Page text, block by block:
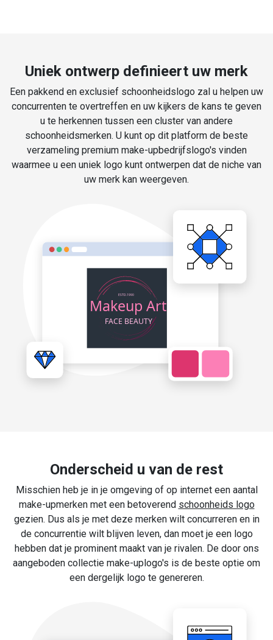
Uniek ontwerp definieert uw merk
Een pakkend en exclusief schoonheidslogo zal u helpen uw
concurrenten te overtreffen en uw kijkers de kans te geven
u te herkennen tussen een cluster van andere
schoonheidsmerken. U kunt op dit platform de beste
verzameling premium make-upbedrijfslogo's vinden
waarmee u een uniek logo kunt ontwerpen dat de niche van
uw merk kan weergeven.
Onderscheid u van de rest
Misschien heb je in je omgeving of op internet een aantal
make-upmerken met een betoverend schoonheids logo
gezien. Dus als je met deze merken wilt concurreren en in
de concurrentie wilt blijven leven, dan moet je een logo
hebben dat je prominent maakt van je rivalen. De door ons
aangeboden collectie make-uplogo's is de beste optie om
een dergelijk logo te genereren.